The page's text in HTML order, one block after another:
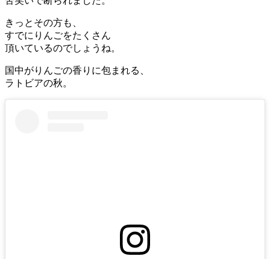
きっとその方も、
すでにりんごをたくさん
頂いているのでしょうね。
国中がりんごの香りに包まれる、
ラトビアの秋。